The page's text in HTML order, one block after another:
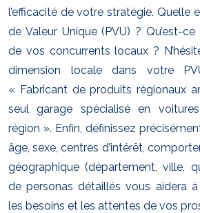
l’efficacité de votre stratégie. Quelle
de Valeur Unique (PVU) ? Qu’est-
de vos concurrents locaux ?
dimension locale dans votre
« Fabricant de produits régionaux
seul garage spécialisé en
région ». Enfin, définissez
âge, sexe, centres d’intérêt,
géographique (département, ville,
de personas détaillés vous aidera
les besoins et les attentes de vos